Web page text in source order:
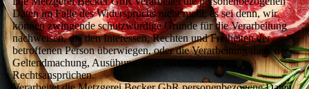
Daten im Falle des Widerspruchs nicht mehr, es sei denn, wir
können zwingende schutzwürdige Gründe für die Verarbeitung
nachweisen, die den Interessen, Rechten und Freiheiten der
betroffenen Person überwiegen, oder die Verarbeitung dient der
Geltendmachung, Ausübung oder Verteidigung von
Rechtsansprüchen.